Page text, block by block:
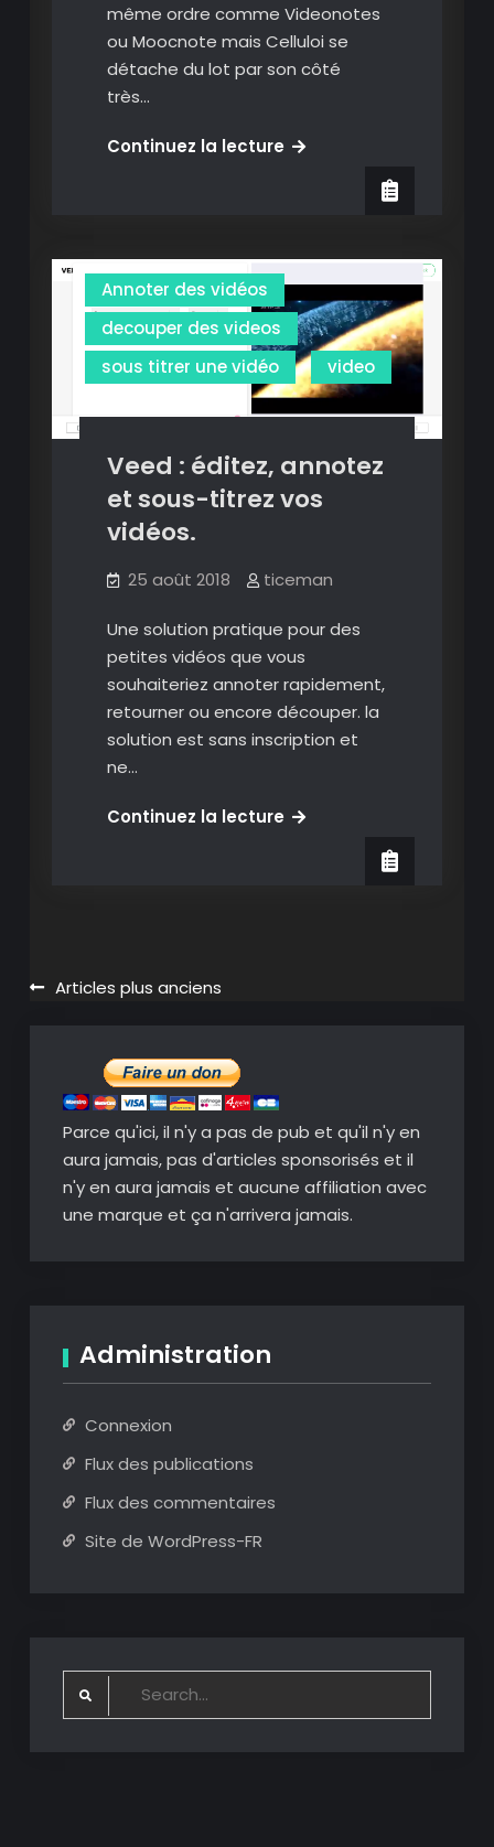
même ordre comme Videonotes
ou Moocnote mais Celluloi se
détache du lot par son côté
très…
Continuez la lectureCelluloid:
collaborativement
des
vidéos
Annoter des vidéos
decouper des videos
sous titrer une vidéo
video
Veed : éditez, annotez
et sous-titrez vos
vidéos.
25 août 2018 ticeman
Une solution pratique pour des
petites vidéos que vous
souhaiteriez annoter rapidement,
retourner ou encore découper. la
solution est sans inscription et
ne…
Continuez la lectureVeed
Navigation
articles
Articles plus anciens
Parce qu'ici, il n'y a pas de pub et qu'il n'y en
aura jamais, pas d'articles sponsorisés et il
n'y en aura jamais et aucune affiliation avec
une marque et ça n'arrivera jamais.
Administration
Connexion
Flux des publications
Flux des commentaires
Site de WordPress-FR
Search